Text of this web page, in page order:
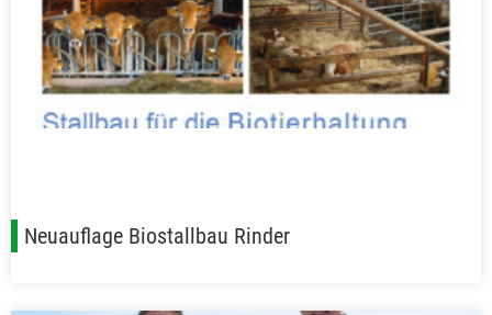
Neuauflage Biostallbau Rinder